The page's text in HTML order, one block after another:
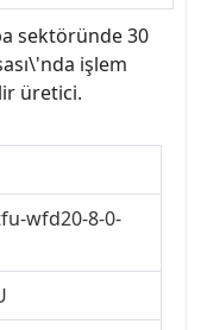
sektöründe 30
işlem
üretici.
wfd20-8-0-